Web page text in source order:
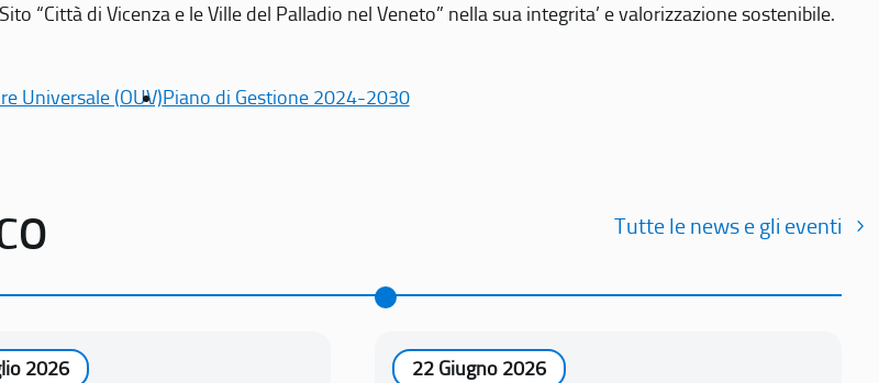
“Città di Vicenza e le Ville del Palladio nel Veneto” nella sua integrita’ e valorizzazione sostenibile.
Universale (OUV)Piano di Gestione 2024-2030
Tutte le news e gli eventi
2026 22 Giugno 2026